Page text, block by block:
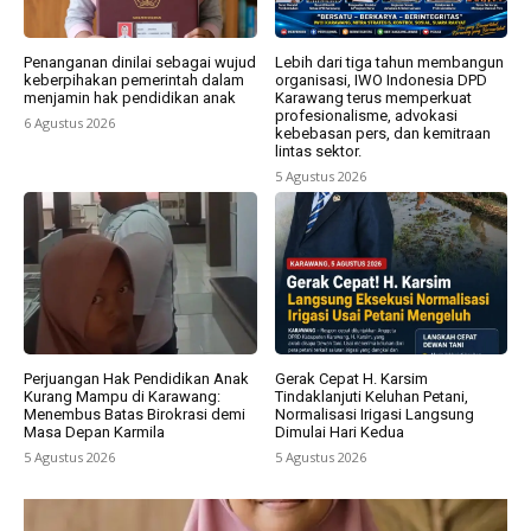
Penanganan dinilai sebagai wujud
keberpihakan pemerintah dalam
menjamin hak pendidikan anak
6 Agustus 2026
Lebih dari tiga tahun membangun
organisasi, IWO Indonesia DPD
Karawang terus memperkuat
profesionalisme, advokasi
kebebasan pers, dan kemitraan
lintas sektor.
5 Agustus 2026
Perjuangan Hak Pendidikan Anak
Kurang Mampu di Karawang:
Menembus Batas Birokrasi demi
Masa Depan Karmila
5 Agustus 2026
Gerak Cepat H. Karsim
Tindaklanjuti Keluhan Petani,
Normalisasi Irigasi Langsung
Dimulai Hari Kedua
5 Agustus 2026